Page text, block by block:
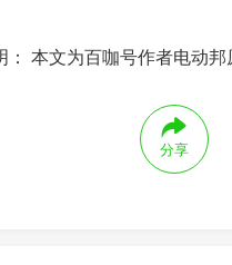
： 本文为百咖号作者电动
分享